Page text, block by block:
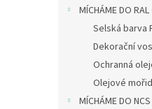
MÍCHÁME DO
Selská barva
Dekorační
Ochranná
Olejové
MÍCHÁME DO